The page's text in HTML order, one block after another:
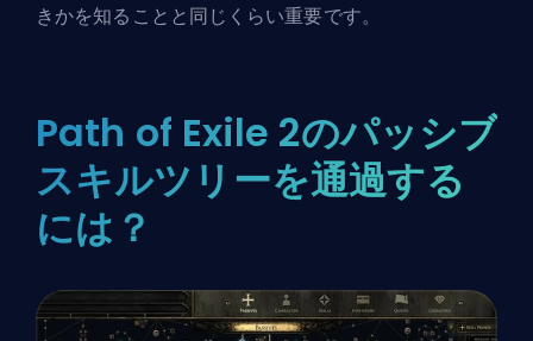
きかを知ることと同じくらい重要です。
Path of Exile 2のパッシブ
スキルツリーを通過する
には？